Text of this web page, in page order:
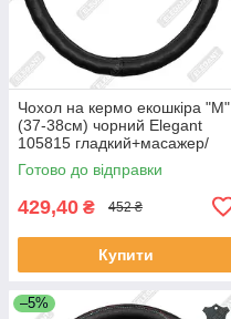
Чохол на кермо екошкіра "M"
(37-38см) чорний Elegant
105815 гладкий+масажер/
біла основа/1 шов(10см)
Готово до відправки
429,40 ₴ 452 ₴
Купити
–5%